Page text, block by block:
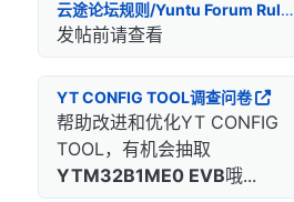
云途论坛规则/Yuntu Forum Rules
发帖前请查看
YT CONFIG TOOL调查问卷
帮助改进和优化YT CONFIG
TOOL，有机会抽取
YTM32B1ME0 EVB哦...